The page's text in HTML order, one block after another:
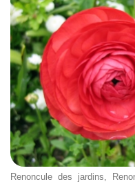
Renoncule des jardins,